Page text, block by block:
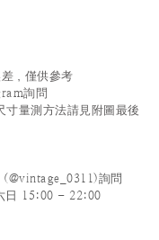
，僅供參考
詢問
量測方法請見附圖最後
詢問
日 15:00 - 22:00